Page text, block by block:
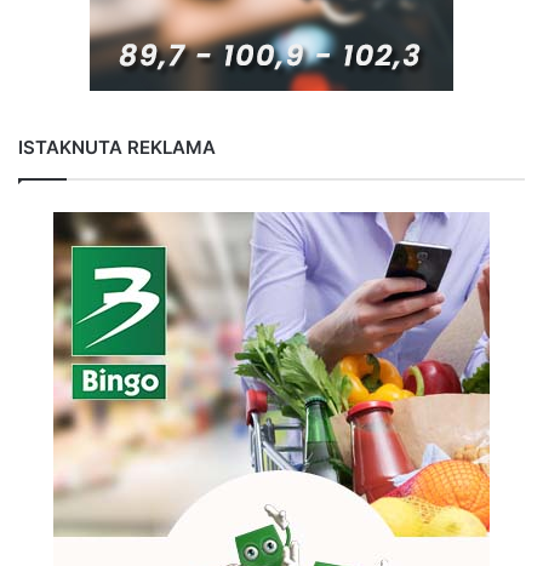
ISTAKNUTA REKLAMA